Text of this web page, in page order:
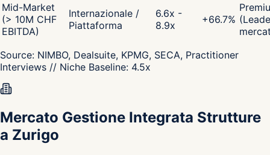
Mid-Market
(> 10M CHF
EBITDA)
Internazionale /
Piattaforma
6.6x -
8.9x
+66.7%
Source: NIMBO, Dealsuite, KPMG, SECA, Practitioner
Interviews // Niche Baseline: 4.5x
Mercato Gestione Integrata Strutture
a Zurigo